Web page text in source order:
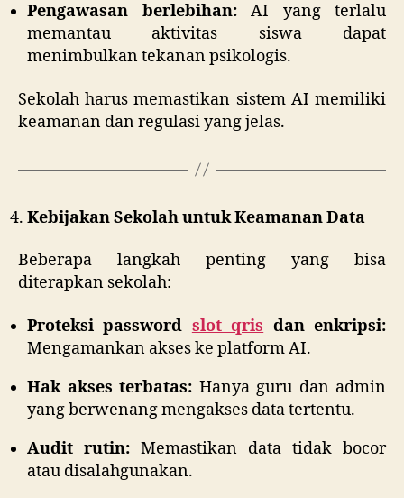
Pengawasan berlebihan:AI yang terlalu
memantau aktivitas siswa dapat
menimbulkan tekanan psikologis.
Sekolah harus memastikan sistem AI memiliki
keamanan dan regulasi yang jelas.
Kebijakan Sekolah untuk Keamanan Data
Beberapa langkah penting yang bisa
diterapkan sekolah:
Proteksi password slot qris dan enkripsi:
Mengamankan akses ke platform AI.
Hak akses terbatas: Hanya guru dan admin
yang berwenang mengakses data tertentu.
Audit rutin: Memastikan data tidak bocor
atau disalahgunakan.